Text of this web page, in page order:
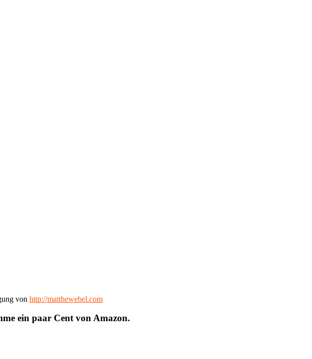
von http://matthewebel.com
ein paar Cent von Amazon.